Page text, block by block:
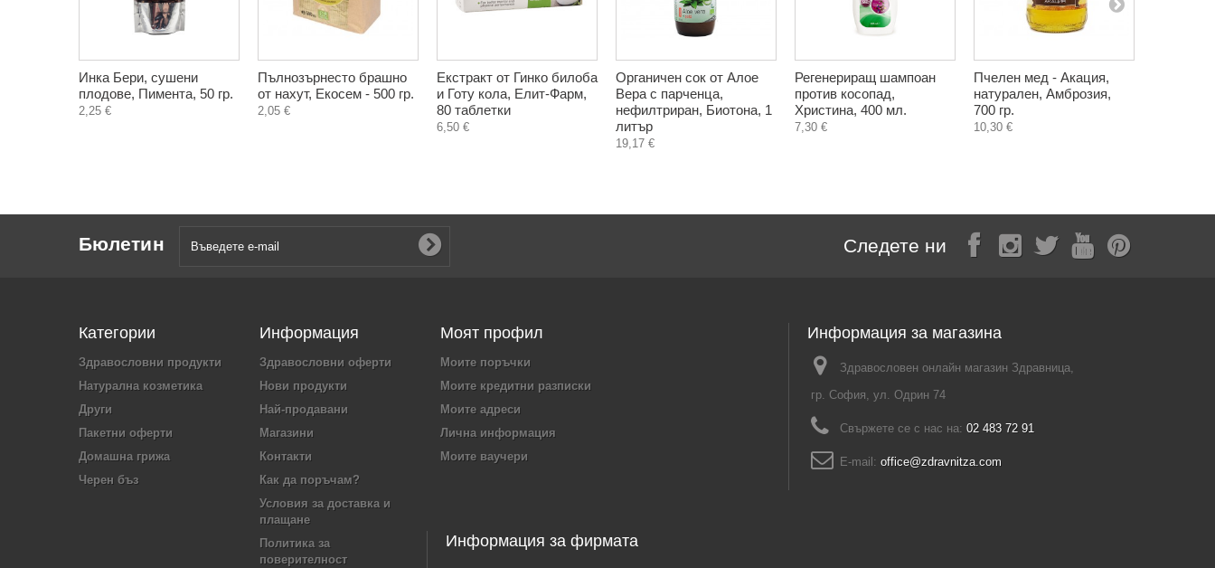
Инка Бери, сушени
плодове, Пимента, 50 гр.
2,25 €
Пълнозърнесто брашно
от нахут, Екосем - 500 гр.
2,05 €
Екстракт от Гинко билоба
и Готу кола, Елит-Фарм,
80 таблетки
6,50 €
Органичен сок от Алое
Вера с парченца,
нефилтриран, Биотона, 1
литър
19,17 €
Регенериращ шампоан
против косопад,
Христина, 400 мл.
7,30 €
Пчелен мед - Акация,
натурален, Амброзия,
700 гр.
10,30 €
Бюлетин Следете ни
Категории
Здравословни продукти
Натурална козметика
Други
Пакетни оферти
Домашна грижа
Черен бъз
Информация
Здравословни оферти
Нови продукти
Най-продавани
Магазини
Контакти
Как да поръчам?
Условия за доставка и
плащане
Политика за
поверителност
Моят профил
Моите поръчки
Моите кредитни разписки
Моите адреси
Лична информация
Моите ваучери
Информация за магазина
Здравословен онлайн магазин Здравница,
гр. София, ул. Одрин 74
Свържете се с нас на: 02 483 72 91
E-mail: office@zdravnitza.com
Информация за фирмата